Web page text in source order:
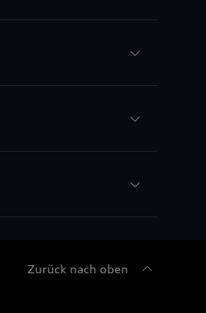
Zurück nach oben